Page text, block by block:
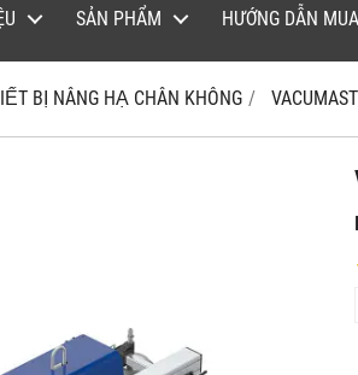
SẢN PHẨM HƯỚNG DẪN
BỊ NÂNG HẠ CHÂN KHÔNG